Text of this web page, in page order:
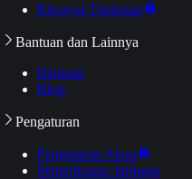
Riwayat Tontonan
Bantuan dan Lainnya
Bantuan
Blog
Pengaturan
Pengaturan Akun
Pemeriksaan Jaringan